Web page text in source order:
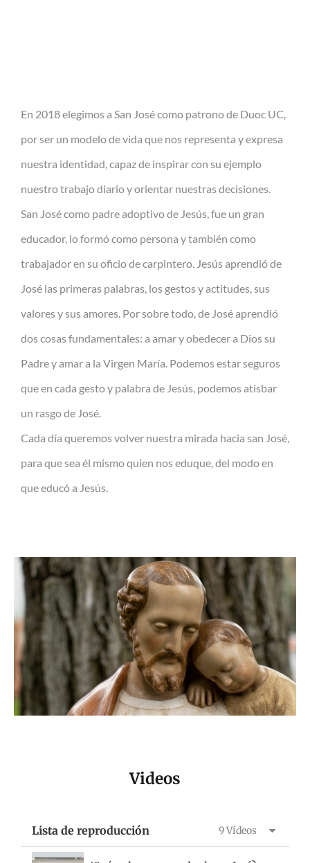
En 2018 elegimos a San José como patrono de Duoc UC,
por ser un modelo de vida que nos representa y expresa
nuestra identidad, capaz de inspirar con su ejemplo
nuestro trabajo diario y orientar nuestras decisiones.
San José como padre adoptivo de Jesús, fue un gran
educador, lo formó como persona y también como
trabajador en su oficio de carpintero. Jesús aprendió de
José las primeras palabras, los gestos y actitudes, sus
valores y sus amores. Por sobre todo, de José aprendió
dos cosas fundamentales: a amar y obedecer a Dios su
Padre y amar a la Virgen María. Podemos estar seguros
que en cada gesto y palabra de Jesús, podemos atisbar
un rasgo de José.
Cada día queremos volver nuestra mirada hacia san José,
para que sea él mismo quien nos eduque, del modo en
que educó a Jesús.
Videos
Lista de reproducción 9 Vídeos